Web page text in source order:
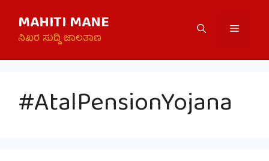
content
MAHITI MANE
ನಿಖರ ಸುದ್ದಿ ಜಾಲತಾಣ
Menu
#AtalPensionYojana